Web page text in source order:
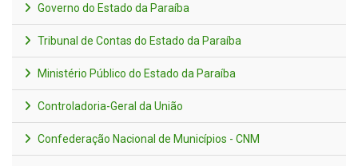
Governo do Estado da Paraíba
Tribunal de Contas do Estado da Paraíba
Ministério Público do Estado da Paraíba
Controladoria-Geral da União
Confederação Nacional de Municípios - CNM